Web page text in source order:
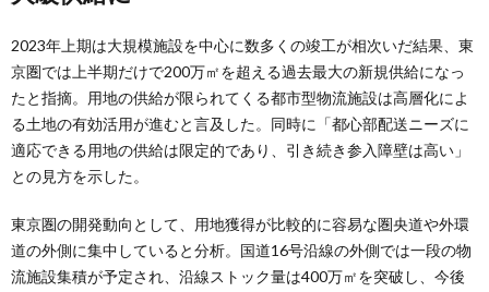
2023年上期は大規模施設を中心に数多くの竣工が相次いだ結果、東
京圏では上半期だけで200万㎡を超える過去最大の新規供給になっ
たと指摘。用地の供給が限られてくる都市型物流施設は高層化によ
る土地の有効活用が進むと言及した。同時に「都心部配送ニーズに
適応できる用地の供給は限定的であり、引き続き参入障壁は高い」
との見方を示した。
東京圏の開発動向として、用地獲得が比較的に容易な圏央道や外環
道の外側に集中していると分析。国道16号沿線の外側では一段の物
流施設集積が予定され、沿線ストック量は400万㎡を突破し、今後